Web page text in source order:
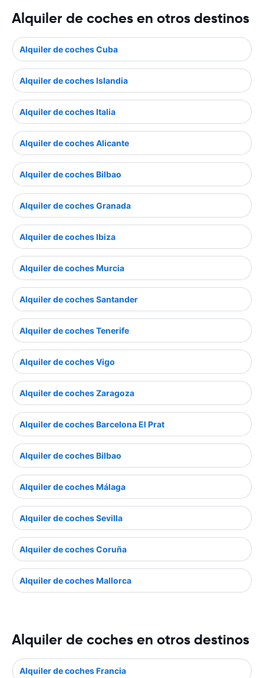
Alquiler de coches en otros destinos
Alquiler de coches Cuba
Alquiler de coches Islandia
Alquiler de coches Italia
Alquiler de coches Alicante
Alquiler de coches Bilbao
Alquiler de coches Granada
Alquiler de coches Ibiza
Alquiler de coches Murcia
Alquiler de coches Santander
Alquiler de coches Tenerife
Alquiler de coches Vigo
Alquiler de coches Zaragoza
Alquiler de coches Barcelona El Prat
Alquiler de coches Bilbao
Alquiler de coches Málaga
Alquiler de coches Sevilla
Alquiler de coches Coruña
Alquiler de coches Mallorca
Alquiler de coches en otros destinos
Alquiler de coches Francia